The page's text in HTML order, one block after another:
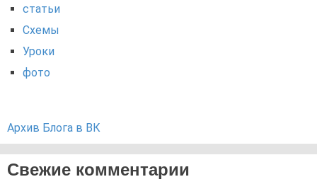
статьи
Схемы
Уроки
фото
Архив Блога в ВК
Свежие комментарии